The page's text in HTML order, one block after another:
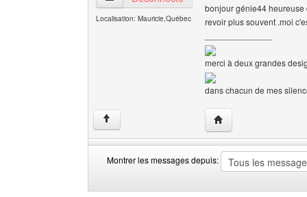
Localisation: Mauricie,Québec
bonjour génie44 heureuse
revoir plus souvent .moi
merci à deux grandes
dans chacun de mes
↑ Visiter le site web
Montrer les messages depuis: